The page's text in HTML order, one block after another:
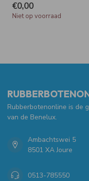
€0,00
Niet op voorraad
Rubberbotenonline is de
van de Benelux.
Ambachtswei 5
8501 XA Joure
0513-785550